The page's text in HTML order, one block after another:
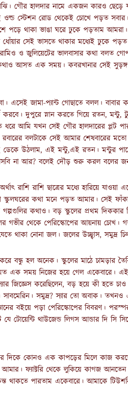
গৌর হালদার নামে একজন কারও ছেড়ে
ওল্ড স্টেশন রোড থেকেই চোখে পড়ত
পড়ে থাকা ভাঙা ঘরে ঢুকে পড়তাম
ধোঁয়ার সেই ভাসতে থাকার মধ্যেই ঢুকে
ও জুলিয়েটের ভালবাসার কথা বলত
আসত এক সময়। কবরখানার সেই
এসেই জামা-প্যান্ট গোছাতে বলল। বাবার
করবে। দুপুরে স্নান করতে গিয়ে রতন, মন্টু,
ধরে আমি যখন সেই গৌর হালদারের প্লট
বলটাকে সেই আমার শেষবারের মতো
ডেকে উঠলাম, এই মন্টু,এই রতন। মন্টুর
না আর? বলেই দৌড় শুরু করল বলের
রাশি রাশি ছাত্রের মধ্যে হারিয়ে যাওয়া
স্কুলঘরের কথা মনে পড়ত আমার। সেই
কথাও। বড় স্কুলের প্রথম দিককার
গভীর থেকে পেরিস্কোপের আয়নায় চোখ।
থাকা নোনা জল। জলের উচ্ছ্বাস, সমুদ্র
বন্ধু হল অনেক। স্কুলের মাঠে চামড়ার
এক সময় নিজের হয়ে গেল একেবারে।
জিজ্ঞেস করেছিলেন, বড় হয়ে কী হতে
সাবমেরিন। সমুদ্র? স্যার তো অবাক। তখনও
বইয়ে পড়া পেরিস্কোপের বিবরণ।
টোয়েন্টি থাউজেন্ড লিগস আন্ডার দি সি
দিকে কোনও এক কাপড়ের মিলে কাজ
ফ্যাক্টরি থেকে লুকিয়ে কাগজ
থাকতে পারতাম একেবারে। আমাকে